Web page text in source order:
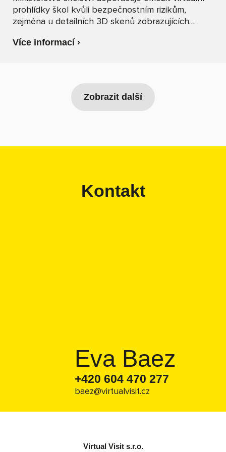
prohlídky škol kvůli bezpečnostním rizikům,
zejména u detailních 3D skenů zobrazujících
na co si dát pozor?
Více informací ›
Zobrazit další
Kontakt
Eva Baez
+420 604 470 277
baez@virtualvisit.cz
Virtual Visit s.r.o.